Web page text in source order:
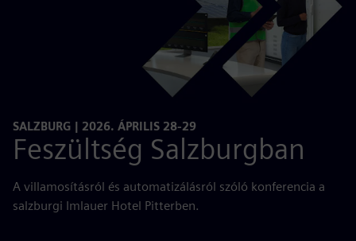
SALZBURG | 2026. ÁPRILIS 28-29
Feszültség Salzburgban
A villamosításról és automatizálásról szóló konferencia a
salzburgi Imlauer Hotel Pitterben.